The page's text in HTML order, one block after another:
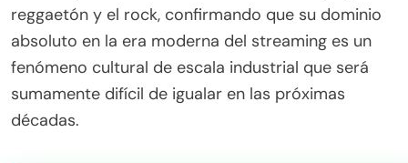
reggaetón y el rock, confirmando que su dominio
absoluto en la era moderna del streaming es un
fenómeno cultural de escala industrial que será
sumamente difícil de igualar en las próximas
décadas.